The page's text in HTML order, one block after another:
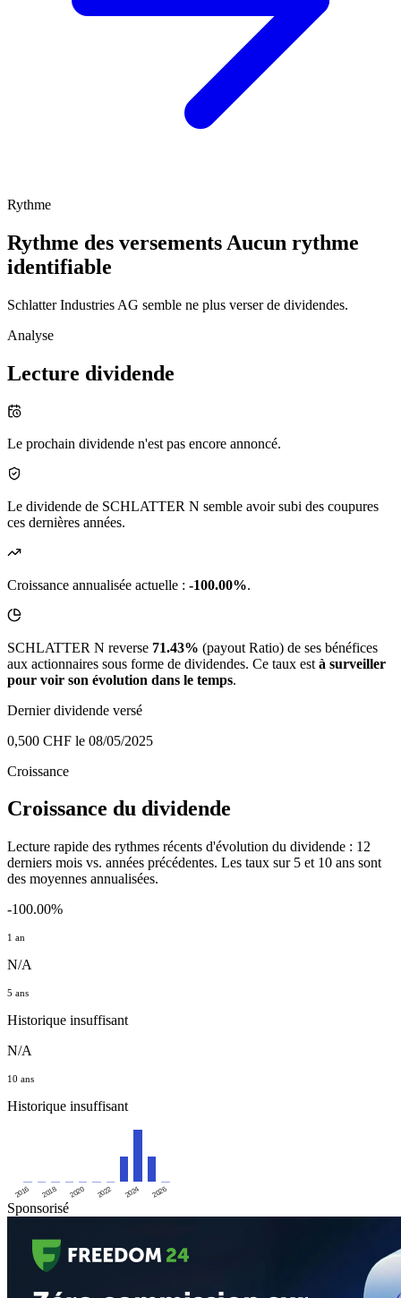
Rythme
Rythme des versements Aucun rythme
identifiable
Schlatter Industries AG semble ne plus verser de dividendes.
Analyse
Lecture dividende
Le prochain dividende n'est pas encore annoncé.
Le dividende de SCHLATTER N semble avoir subi des coupures
ces dernières années.
Croissance annualisée actuelle : -100.00%.
SCHLATTER N reverse 71.43% (payout Ratio) de ses bénéfices
aux actionnaires sous forme de dividendes. Ce taux est à surveiller
pour voir son évolution dans le temps.
Dernier dividende versé
0,500 CHF le 08/05/2025
Croissance
Croissance du dividende
Lecture rapide des rythmes récents d'évolution du dividende : 12
derniers mois vs. années précédentes. Les taux sur 5 et 10 ans sont
des moyennes annualisées.
-100.00%
1 an
N/A
5 ans
Historique insuffisant
N/A
10 ans
Historique insuffisant
2016 2018 2020 2022 2024 2026
Sponsorisé